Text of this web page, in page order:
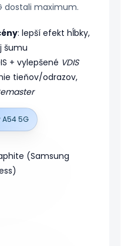
dostali maximum.
: lepší efekt hĺbky,
šumu
+ vylepšené VDIS
tieňov/odrazov,
A54 5G